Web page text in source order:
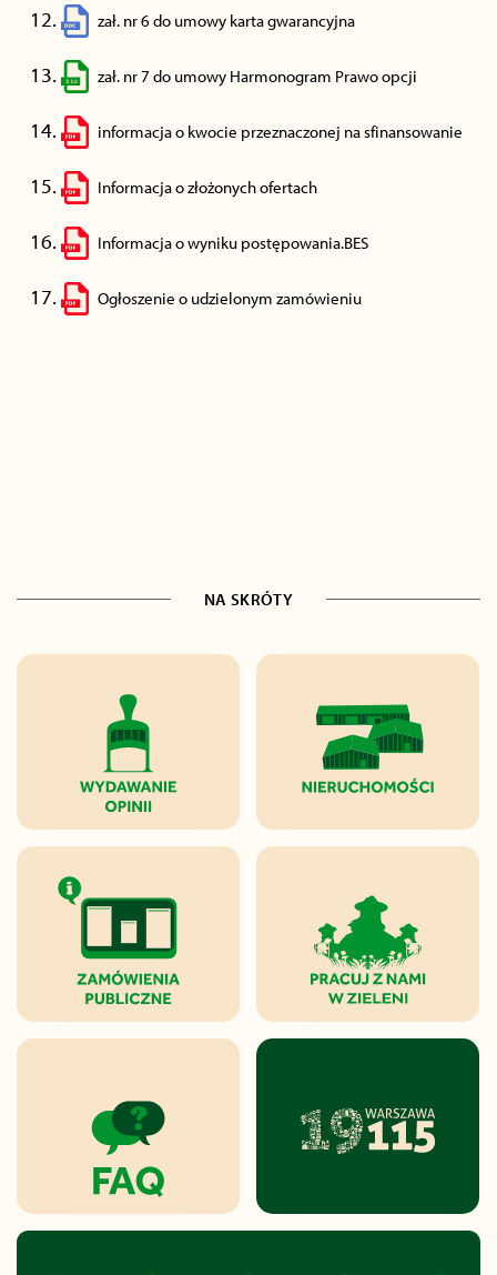
zał. nr 6 do umowy karta gwarancyjna
zał. nr 7 do umowy Harmonogram Prawo opcji
informacja o kwocie przeznaczonej na sfinansowanie
Informacja o złożonych ofertach
Informacja o wyniku postępowania.BES
Ogłoszenie o udzielonym zamówieniu
NA SKRÓTY